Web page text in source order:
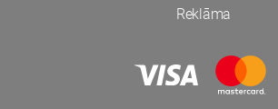
Reklāma